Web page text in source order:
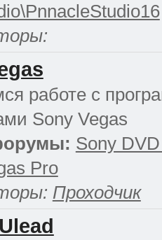
работе с
Sony Vegas
Sony
Pro
Проходчик